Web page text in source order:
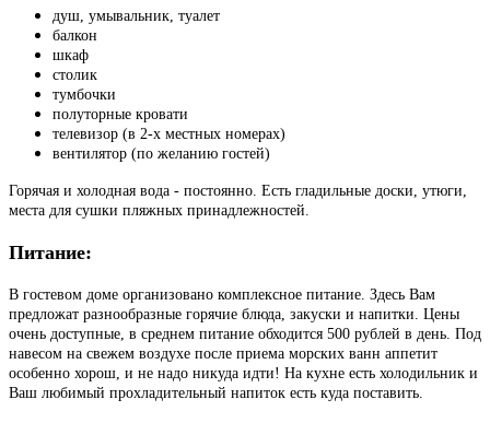
душ, умывальник, туалет
балкон
шкаф
столик
тумбочки
полуторные кровати
телевизор (в 2-х местных номерах)
вентилятор (по желанию гостей)
Горячая и холодная вода - постоянно. Есть гладильные доски, утюги,
места для сушки пляжных принадлежностей.
Питание:
В гостевом доме организовано комплексное питание. Здесь Вам
предложат разнообразные горячие блюда, закуски и напитки. Цены
очень доступные, в среднем питание обходится 500 рублей в день. Под
навесом на свежем воздухе после приема морских ванн аппетит
особенно хорош, и не надо никуда идти! На кухне есть холодильник и
Ваш любимый прохладительный напиток есть куда поставить.